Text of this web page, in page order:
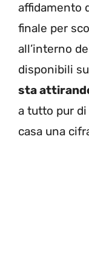
affidamento
finale per
all’interno
disponibili
sta
a tutto pur
casa una